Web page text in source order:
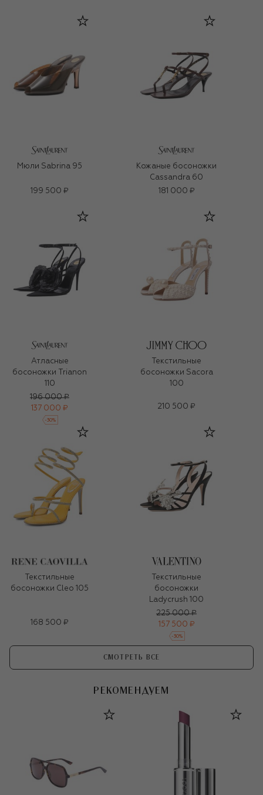
Мюли Sabrina 95
199 500 ₽
Кожаные босоножки
Cassandra 60
181 000 ₽
Атласные
босоножки Trianon
110
196 000 ₽
137 000 ₽
-30%
Текстильные
босоножки Sacora
100
210 500 ₽
Текстильные
босоножки Cleo 105
168 500 ₽
Текстильные
босоножки
Ladycrush 100
225 000 ₽
157 500 ₽
-30%
СМОТРЕТЬ ВСЕ
РЕКОМЕНДУЕМ